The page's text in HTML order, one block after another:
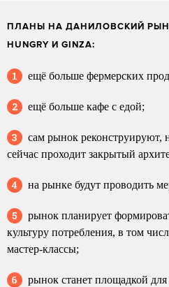
ПЛАНЫ НА ДАНИЛОВСКИЙ
HUNGRY И GINZA:
ещё больше фермерских
ещё больше кафе с едой;
сам рынок реконструируют,
сейчас проходит закрытый
на рынке будут проводить
рынок планирует
культуру потребления, в том
мастер-классы;
рынок станет площадкой